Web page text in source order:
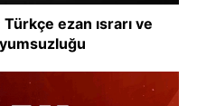
ezan ısrarı ve